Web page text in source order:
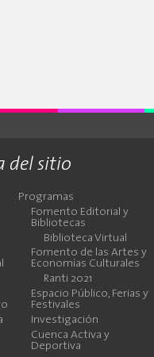
del sitio
Programas
Fomento Editorial y
Bibliotecas
Biblioteca Virtual
Fomento de las Artes y
Economías Culturales
Ranti 2021
Espacio Público, Ferias y
Festivales
Investigación
Cuenca Activa y
Deportiva